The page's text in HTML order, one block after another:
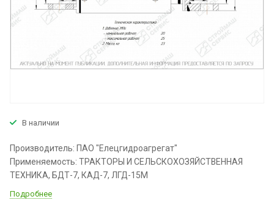
В наличии
Производитель: ПАО "Елецгидроагрегат"
Применяемость: ТРАКТОРЫ И СЕЛЬСКОХОЗЯЙСТВЕННАЯ
ТЕХНИКА, БДТ-7, КАД-7, ЛГД-15М
Подробнее